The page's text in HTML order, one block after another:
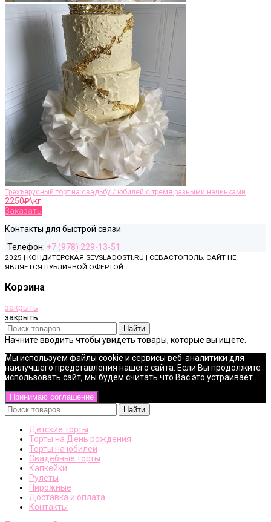
Трехъярусный торт на свадьбу / юбилей с тремя разными начинками
2250₽\кг
Заказать
Контакты для быстрой связи
Телефон: +7 (978) 229-13-51
2025 | КОНДИТЕРСКАЯ SEVSLADOSTI.RU | СЕВАСТОПОЛЬ. САЙТ НЕ
ЯВЛЯЕТСЯ ПУБЛИЧНОЙ ОФЕРТОЙ
Корзина
закрыть
закрыть
Найти
Начните вводить чтобы увидеть товары, которые вы ищете.
Мы используем файлы cookie и сервисы веб-аналитики для
наилучшего представления нашего сайта. Если Вы продолжите
использовать сайт, мы будем считать что Вас это устраивает.
Принимаю соглашение
Найти
Детские торты
Торты на День рождения
Торты на юбилей
Свадебные торты
Капкейки
Рулеты
Пирожные
Доставка и оплата
Контакты